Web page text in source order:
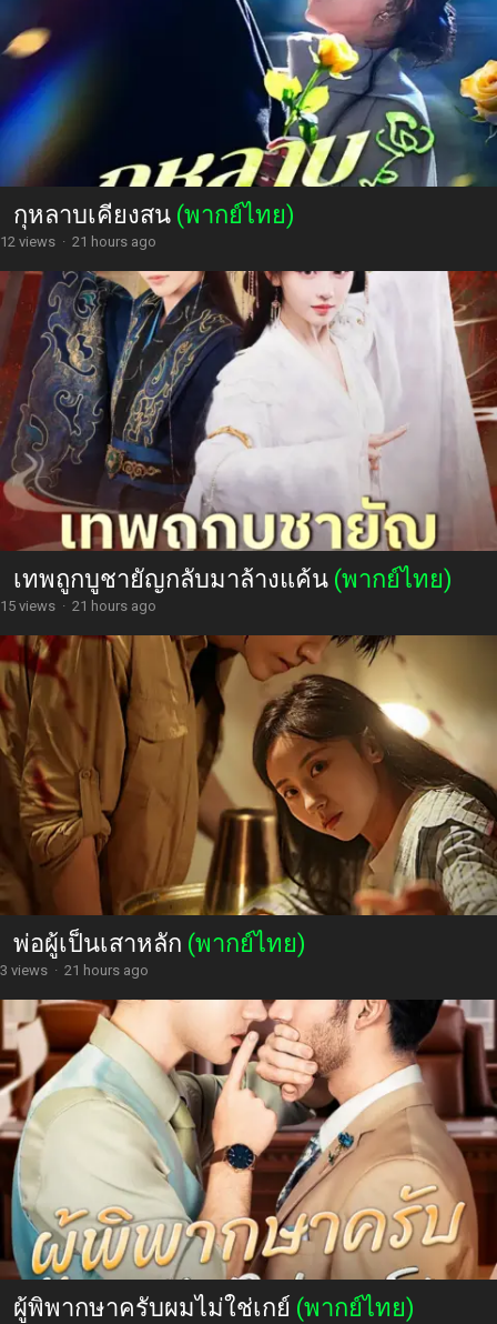
กุหลาบเคียงสน (พากย์ไทย)
12 views · 21 hours ago
เทพถูกบูชายัญกลับมาล้างแค้น (พากย์ไทย)
15 views · 21 hours ago
พ่อผู้เป็นเสาหลัก (พากย์ไทย)
3 views · 21 hours ago
ผู้พิพากษาครับผมไม่ใช่เกย์ (พากย์ไทย)